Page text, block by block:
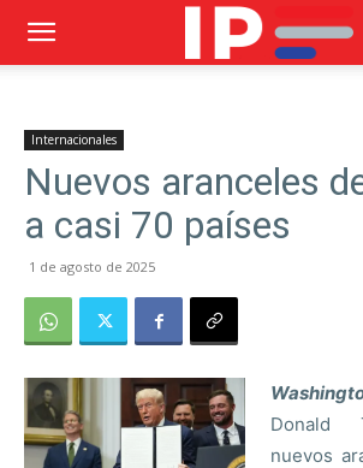
Internacionales
Nuevos aranceles
a casi 70 países
1 de agosto de 2025
Donald
nuevos